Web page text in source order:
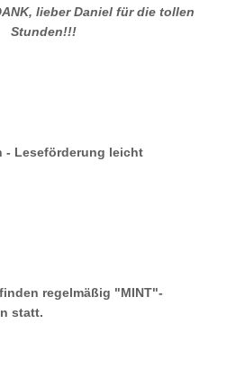
lieber Daniel für die tollen
Stunden!!!
- Leseförderung leicht
regelmäßig "MINT"-
statt.